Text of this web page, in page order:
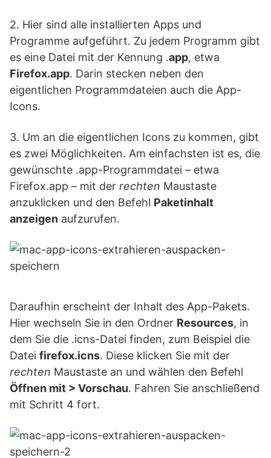
2. Hier sind alle installierten Apps und
Programme aufgeführt. Zu jedem Programm gibt
es eine Datei mit der Kennung .app, etwa
Firefox.app. Darin stecken neben den
eigentlichen Programmdateien auch die App-
Icons.
3. Um an die eigentlichen Icons zu kommen, gibt
es zwei Möglichkeiten. Am einfachsten ist es, die
gewünschte .app-Programmdatei – etwa
Firefox.app – mit der rechten Maustaste
anzuklicken und den Befehl Paketinhalt
anzeigen aufzurufen.
Daraufhin erscheint der Inhalt des App-Pakets.
Hier wechseln Sie in den Ordner Resources, in
dem Sie die .icns-Datei finden, zum Beispiel die
Datei firefox.icns. Diese klicken Sie mit der
rechten Maustaste an und wählen den Befehl
Öffnen mit > Vorschau. Fahren Sie anschließend
mit Schritt 4 fort.